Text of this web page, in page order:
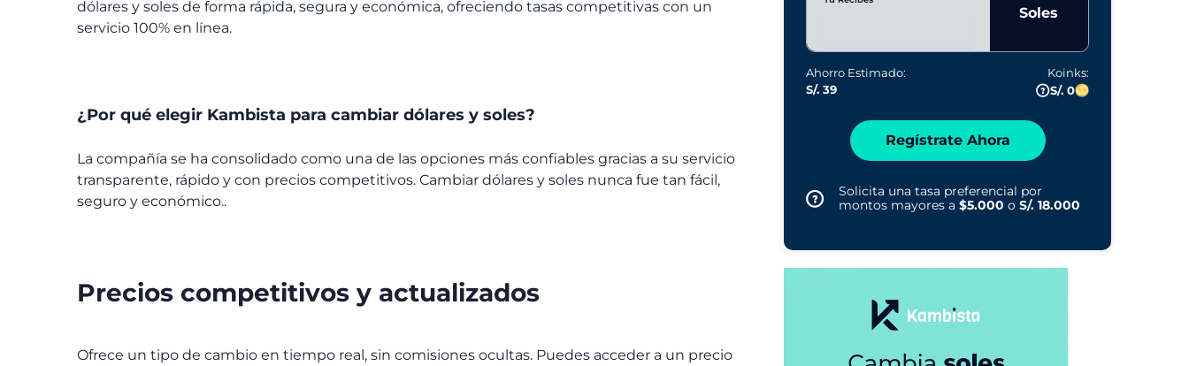
dólares y soles de forma rápida, segura y económica, ofreciendo tasas competitivas con un
servicio 100% en línea.
¿Por qué elegir Kambista para cambiar dólares y soles?
La compañía se ha consolidado como una de las opciones más confiables gracias a su servicio
transparente, rápido y con precios competitivos. Cambiar dólares y soles nunca fue tan fácil,
seguro y económico..
Precios competitivos y actualizados
Ofrece un tipo de cambio en tiempo real, sin comisiones ocultas. Puedes acceder a un precio
Soles
Ahorro Estimado:
S/. 39
Koinks:
S/. 0
Regístrate Ahora
Solicita una tasa preferencial por
montos mayores a $5.000 o S/. 18.000